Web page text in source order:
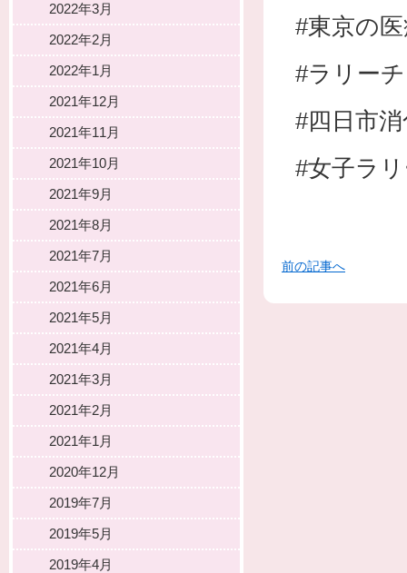
#東京の
#ラリー
#四日市
#女子ラ
前の記事へ
2022年3月
2022年2月
2022年1月
2021年12月
2021年11月
2021年10月
2021年9月
2021年8月
2021年7月
2021年6月
2021年5月
2021年4月
2021年3月
2021年2月
2021年1月
2020年12月
2019年7月
2019年5月
2019年4月